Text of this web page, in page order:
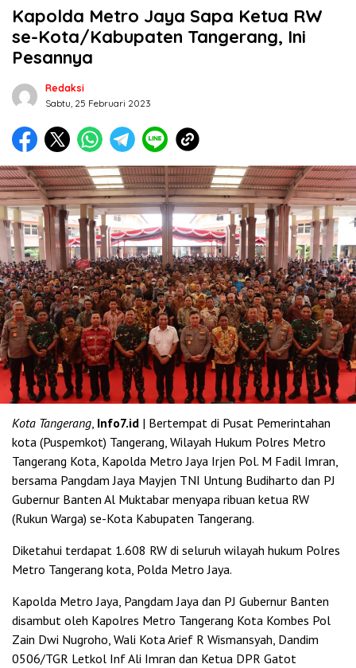
Kapolda Metro Jaya Sapa Ketua RW
se-Kota/Kabupaten Tangerang, Ini
Pesannya
Redaksi
Sabtu, 25 Februari 2023
Kota Tangerang Info7.id | Bertempat di Pusat Pemerintahan
kota (Puspemkot) Tangerang, Wilayah Hukum Polres Metro
Tangerang Kota, Kapolda Metro Jaya Irjen Pol. M Fadil Imran,
bersama Pangdam Jaya Mayjen TNI Untung Budiharto dan PJ
Gubernur Banten Al Muktabar menyapa ribuan ketua RW
(Rukun Warga) se-Kota Kabupaten Tangerang.
Diketahui terdapat 1.608 RW di seluruh wilayah hukum Polres
Metro Tangerang kota, Polda Metro Jaya.
Kapolda Metro Jaya, Pangdam Jaya dan PJ Gubernur Banten
disambut oleh Kapolres Metro Tangerang Kota Kombes Pol
Zain Dwi Nugroho, Wali Kota Arief R Wismansyah, Dandim
0506/TGR Letkol Inf Ali Imran dan Ketua DPR Gatot